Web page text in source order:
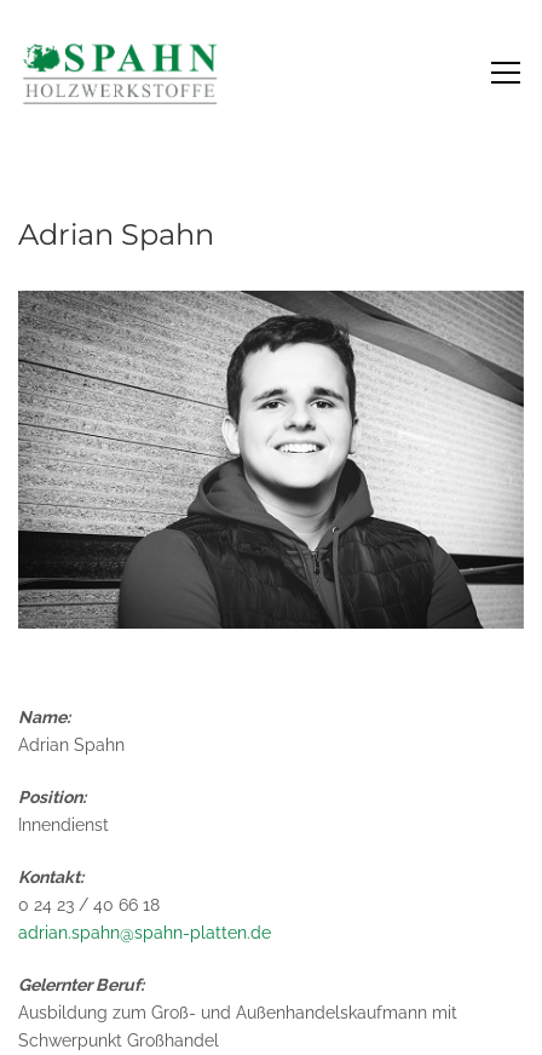
Adrian Spahn
Name:
Adrian Spahn
Position:
Innendienst
Kontakt:
0 24 23 / 40 66 18
adrian.spahn@spahn-platten.de
Gelernter Beruf:
Ausbildung zum Groß- und Außenhandelskaufmann mit
Schwerpunkt Großhandel